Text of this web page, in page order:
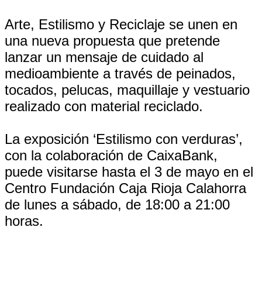
Arte, Estilismo y Reciclaje se unen en
una nueva propuesta que pretende
lanzar un mensaje de cuidado al
medioambiente a través de peinados,
tocados, pelucas, maquillaje y vestuario
realizado con material reciclado.
La exposición ‘Estilismo con verduras’,
con la colaboración de CaixaBank,
puede visitarse hasta el 3 de mayo en el
Centro Fundación Caja Rioja Calahorra
de lunes a sábado, de 18:00 a 21:00
horas.